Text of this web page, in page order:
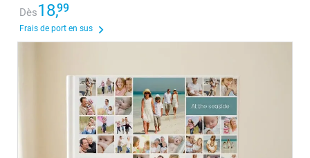
Dès18,99
Frais de port en sus